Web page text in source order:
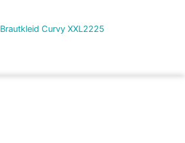
Brautkleid Curvy XXL2225